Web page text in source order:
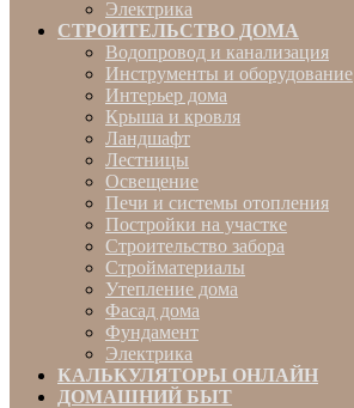
Электрика
СТРОИТЕЛЬСТВО ДОМА
Водопровод и канализация
Инструменты и оборудование
Интерьер дома
Крыша и кровля
Ландшафт
Лестницы
Освещение
Печи и системы отопления
Постройки на участке
Строительство забора
Стройматериалы
Утепление дома
Фасад дома
Фундамент
Электрика
КАЛЬКУЛЯТОРЫ ОНЛАЙН
ДОМАШНИЙ БЫТ